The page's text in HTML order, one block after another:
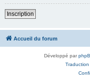
Inscription
Accueil du forum
Développé par
Traduction